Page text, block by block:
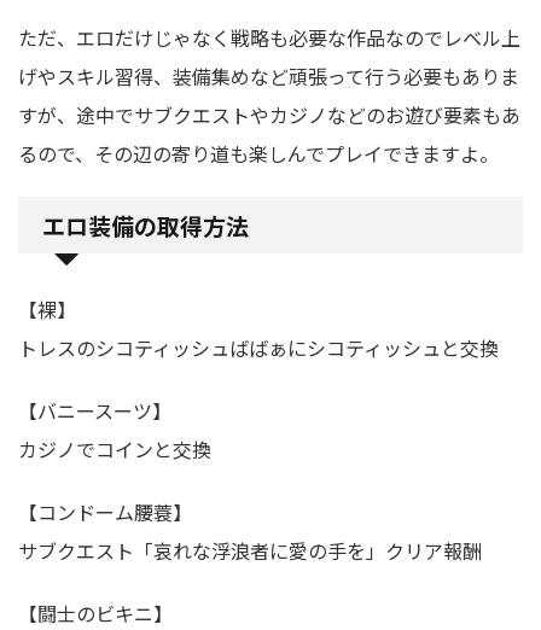
ただ、エロだけじゃなく戦略も必要な作品なのでレベル上
げやスキル習得、装備集めなど頑張って行う必要もありま
すが、途中でサブクエストやカジノなどのお遊び要素もあ
るので、その辺の寄り道も楽しんでプレイできますよ。
エロ装備の取得方法
【裸】
トレスのシコティッシュばばぁにシコティッシュと交換
【バニースーツ】
カジノでコインと交換
【コンドーム腰蓑】
サブクエスト「哀れな浮浪者に愛の手を」クリア報酬
【闘士のビキニ】